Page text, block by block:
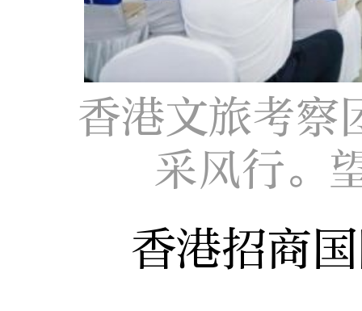
香港文旅考察
采风行。
香港招商国